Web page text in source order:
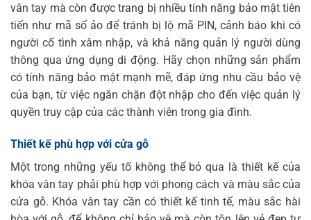
vân tay mà còn được trang bị nhiều tính năng bảo mật tiên
tiến như mã số ảo để tránh bị lộ mã PIN, cảnh báo khi có
người cố tình xâm nhập, và khả năng quản lý người dùng
thông qua ứng dụng di động. Hãy chọn những sản phẩm
có tính năng bảo mật mạnh mẽ, đáp ứng nhu cầu bảo vệ
của bạn, từ việc ngăn chặn đột nhập cho đến việc quản lý
quyền truy cập của các thành viên trong gia đình.
Thiết kế phù hợp với cửa gỗ
Một trong những yếu tố không thể bỏ qua là thiết kế của
khóa vân tay phải phù hợp với phong cách và màu sắc của
cửa gỗ. Khóa vân tay cần có thiết kế tinh tế, màu sắc hài